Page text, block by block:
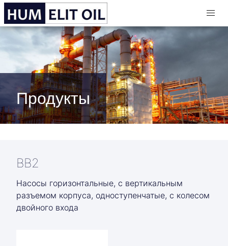
Продукты
BB2
Насосы горизонтальные, с вертикальным
разъемом корпуса, одноступенчатые, с колесом
двойного входа